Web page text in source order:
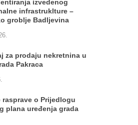
izvedenog
infrastruklture –
groblje Badljevina
za prodaju nekretnina u
Pakraca
rasprave o Prijedlogu
plana uređenja grada